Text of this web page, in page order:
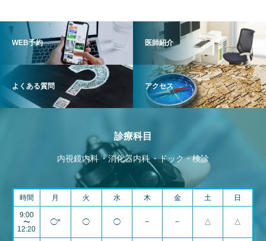
WEB予約 医師紹介
よくある質問 アクセス
診療科目
内視鏡内科 消化器内科 ドック・検診
時間 月 火 水 木 金 土 日
9:00
〜
12:20
◯* ◯ ◯ − − △ △